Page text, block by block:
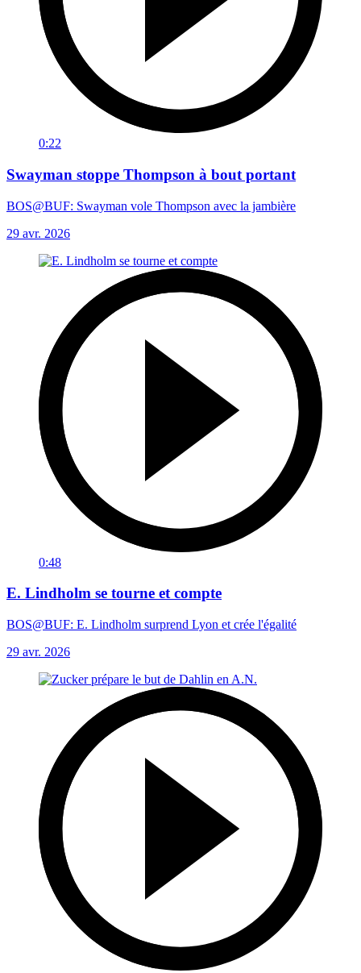
0:22
Swayman stoppe Thompson à bout portant
BOS@BUF: Swayman vole Thompson avec la jambière
29 avr. 2026
0:48
E. Lindholm se tourne et compte
BOS@BUF: E. Lindholm surprend Lyon et crée l'égalité
29 avr. 2026